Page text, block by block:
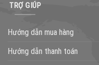
TRỢ GIÚP
Hướng dẫn mua hàng
Hướng dẫn thanh toán